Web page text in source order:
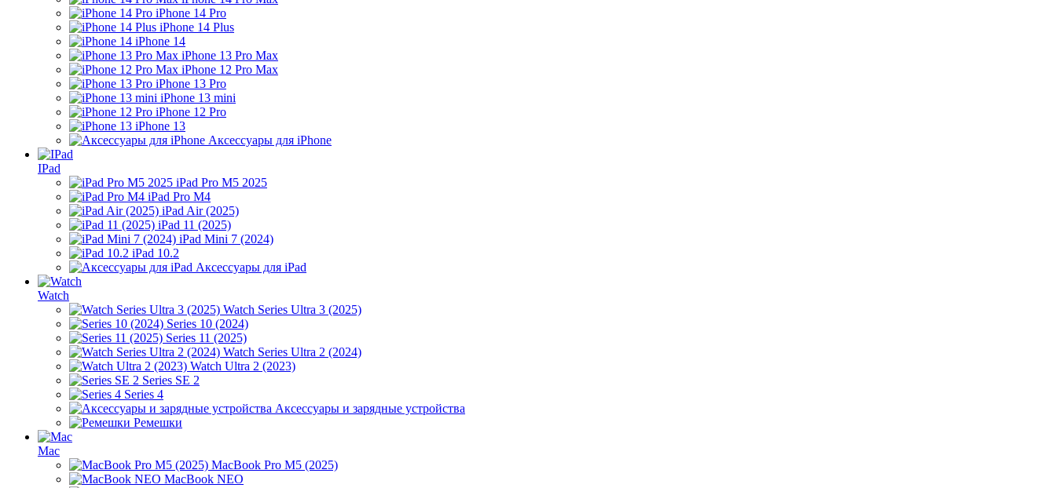
iPhone 14 Pro
iPhone 14 Plus
iPhone 14
iPhone 13 Pro Max
iPhone 12 Pro Max
iPhone 13 Pro
iPhone 13 mini
iPhone 12 Pro
iPhone 13
Аксессуары для iPhone
IPad
iPad Pro M5 2025
iPad Pro M4
iPad Air (2025)
iPad 11 (2025)
iPad Mini 7 (2024)
iPad 10.2
Аксессуары для iPad
Watch
Watch Series Ultra 3 (2025)
Series 10 (2024)
Series 11 (2025)
Watch Series Ultra 2 (2024)
Watch Ultra 2 (2023)
Series SE 2
Series 4
Аксессуары и зарядные устройства
Ремешки
Mac
MacBook Pro M5 (2025)
MacBook NEO